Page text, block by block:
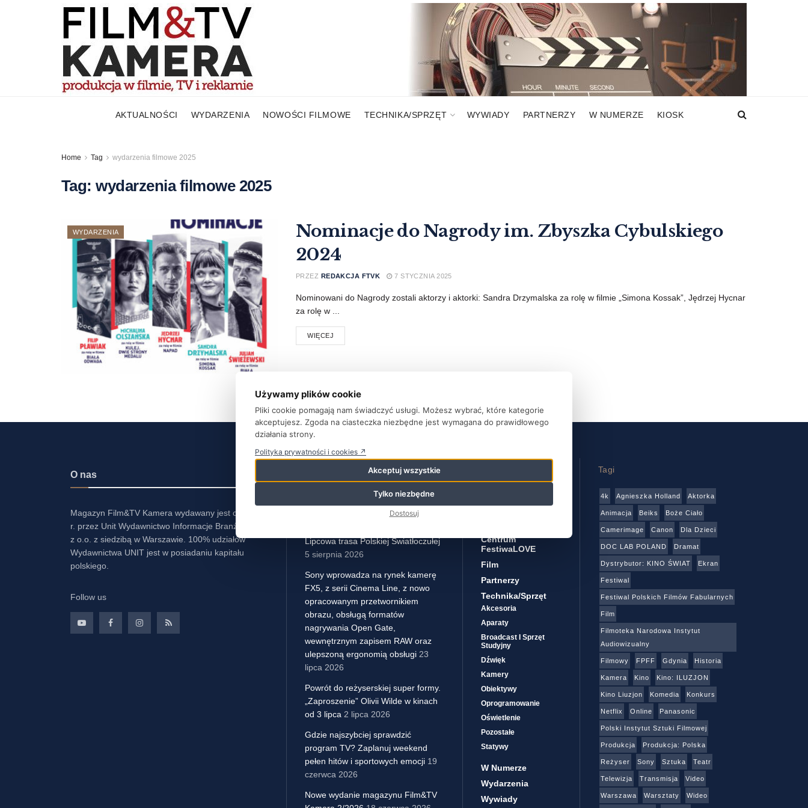
AKTUALNOŚCI WYDARZENIA NOWOŚCI FILMOWE TECHNIKA/SPRZĘT WYWIADY PARTNERZY W NUMERZE KIOSK
Home Tag wydarzenia filmowe 2025
Tag:wydarzenia filmowe 2025
WYDARZENIA
Nominacje do Nagrody im. Zbyszka Cybulskiego
2024
PRZEZ REDAKCJA FTVK 7 STYCZNIA 2025
Nominowani do Nagrody zostali aktorzy i aktorki: Sandra Drzymalska za rolę w filmie „Simona Kossak”, Jędrzej Hycnar
za rolę w ...
WIĘCEJ
O nas
Magazyn Film&TV Kamera wydawany jest od 2001
r. przez Unit Wydawnictwo Informacje Branżowe Sp.
z o.o. z siedzibą w Warszawie. 100% udziałów
Wydawnictwa UNIT jest w posiadaniu kapitału
polskiego.
Follow us
Najnowsze wpisy
Nagrody Polish Days 2026 6
sierpnia 2026
Lipcowa trasa Polskiej Światłoczułej
5 sierpnia 2026
Sony wprowadza na rynek kamerę
FX5, z serii Cinema Line, z nowo
opracowanym przetwornikiem
obrazu, obsługą formatów
nagrywania Open Gate,
wewnętrznym zapisem RAW oraz
ulepszoną ergonomią obsługi 23
lipca 2026
Powrót do reżyserskiej super formy.
„Zaproszenie” Olivii Wilde w kinach
od 3 lipca 2 lipca 2026
Gdzie najszybciej sprawdzić
program TV? Zaplanuj weekend
pełen hitów i sportowych emocji 19
czerwca 2026
Nowe wydanie magazynu Film&TV
Baza Adresowa
Centrum
FestiwaLOVE
Film
Partnerzy
Technika/sprzęt
Akcesoria
Aparaty
Broadcast I Sprzęt
Studyjny
Dźwięk
Kamery
Obiektywy
Oprogramowanie
Oświetlenie
Pozostałe
Statywy
W Numerze
Wydarzenia
Wywiady
Tagi
4k Agnieszka Holland Aktorka
Animacja Beiks Boże Ciało
Camerimage Canon Dla Dzieci
DOC LAB POLAND Dramat
Dystrybutor: KINO ŚWIAT Ekran
Festiwal
Festiwal Polskich Filmów Fabularnych
Film
Filmoteka Narodowa Instytut
Audiowizualny
Filmowy FPFF Gdynia Historia
Kamera Kino Kino: ILUZJON
Kino Liuzjon Komedia Konkurs
Netflix Online Panasonic
Polski Instytut Sztuki Filmowej
Produkcja Produkcja: Polska
Reżyser Sony Sztuka Teatr
Telewizja Transmisja Video
Warszawa Warsztaty Wideo
Używamy plików cookie
Pliki cookie pomagają nam świadczyć usługi. Możesz wybrać, które kategorie
akceptujesz. Zgoda na ciasteczka niezbędne jest wymagana do prawidłowego
działania strony.
Polityka prywatności i cookies ↗
Akceptuj wszystkie
Tylko niezbędne
Dostosuj